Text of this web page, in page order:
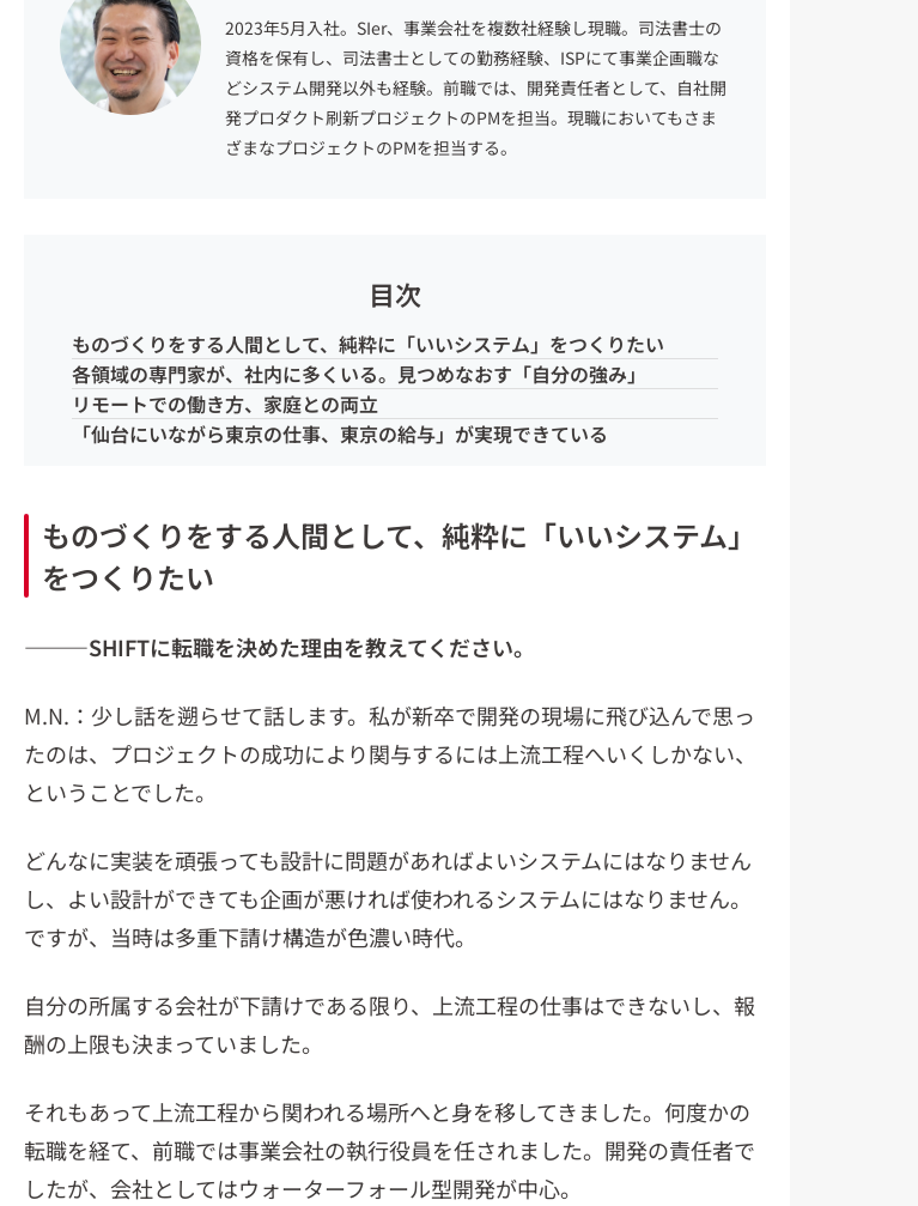
2023年5月入社。 SIer、 事業会社を複数社経験し現職。 司法書士の
資格を保有し、司法書士としての勤務経験、 ISPにて事業企画職な
どシステム開発以外も経験。 前職では、 開発責任者として、 自社開
発プロダクト刷新プロジェクトのPMを担当。 現職においてもさま
ざまなプロジェクトのPMを担当する。
目次
ものづくりをする人間として、純粋に「いいシステム」をつくりたい
各領域の専門家が、社内に多くいる。見つめなおす「自分の強み」
リモートでの働き方、家庭との両立
「仙台にいながら東京の仕事、東京の給与」が実現できている
ものづくりをする人間として、純粋に「いいシステム」
をつくりたい
―――SHIFTに転職を決めた理由を教えてください。
M.N.：少し話を遡らせて話します。私が新卒で開発の現場に飛び込んで思っ
たのは、プロジェクトの成功により関与するには上流工程へいくしかない、
ということでした。
どんなに実装を頑張っても設計に問題があればよいシステムにはなりません
し、よい設計ができても企画が悪ければ使われるシステムにはなりません。
ですが、当時は多重下請け構造が色濃い時代。
自分の所属する会社が下請けである限り、上流工程の仕事はできないし、報
酬の上限も決まっていました。
それもあって上流工程から関われる場所へと身を移してきました。何度かの
転職を経て、前職では事業会社の執行役員を任されました。開発の責任者で
したが、会社としてはウォーターフォール型開発が中心。